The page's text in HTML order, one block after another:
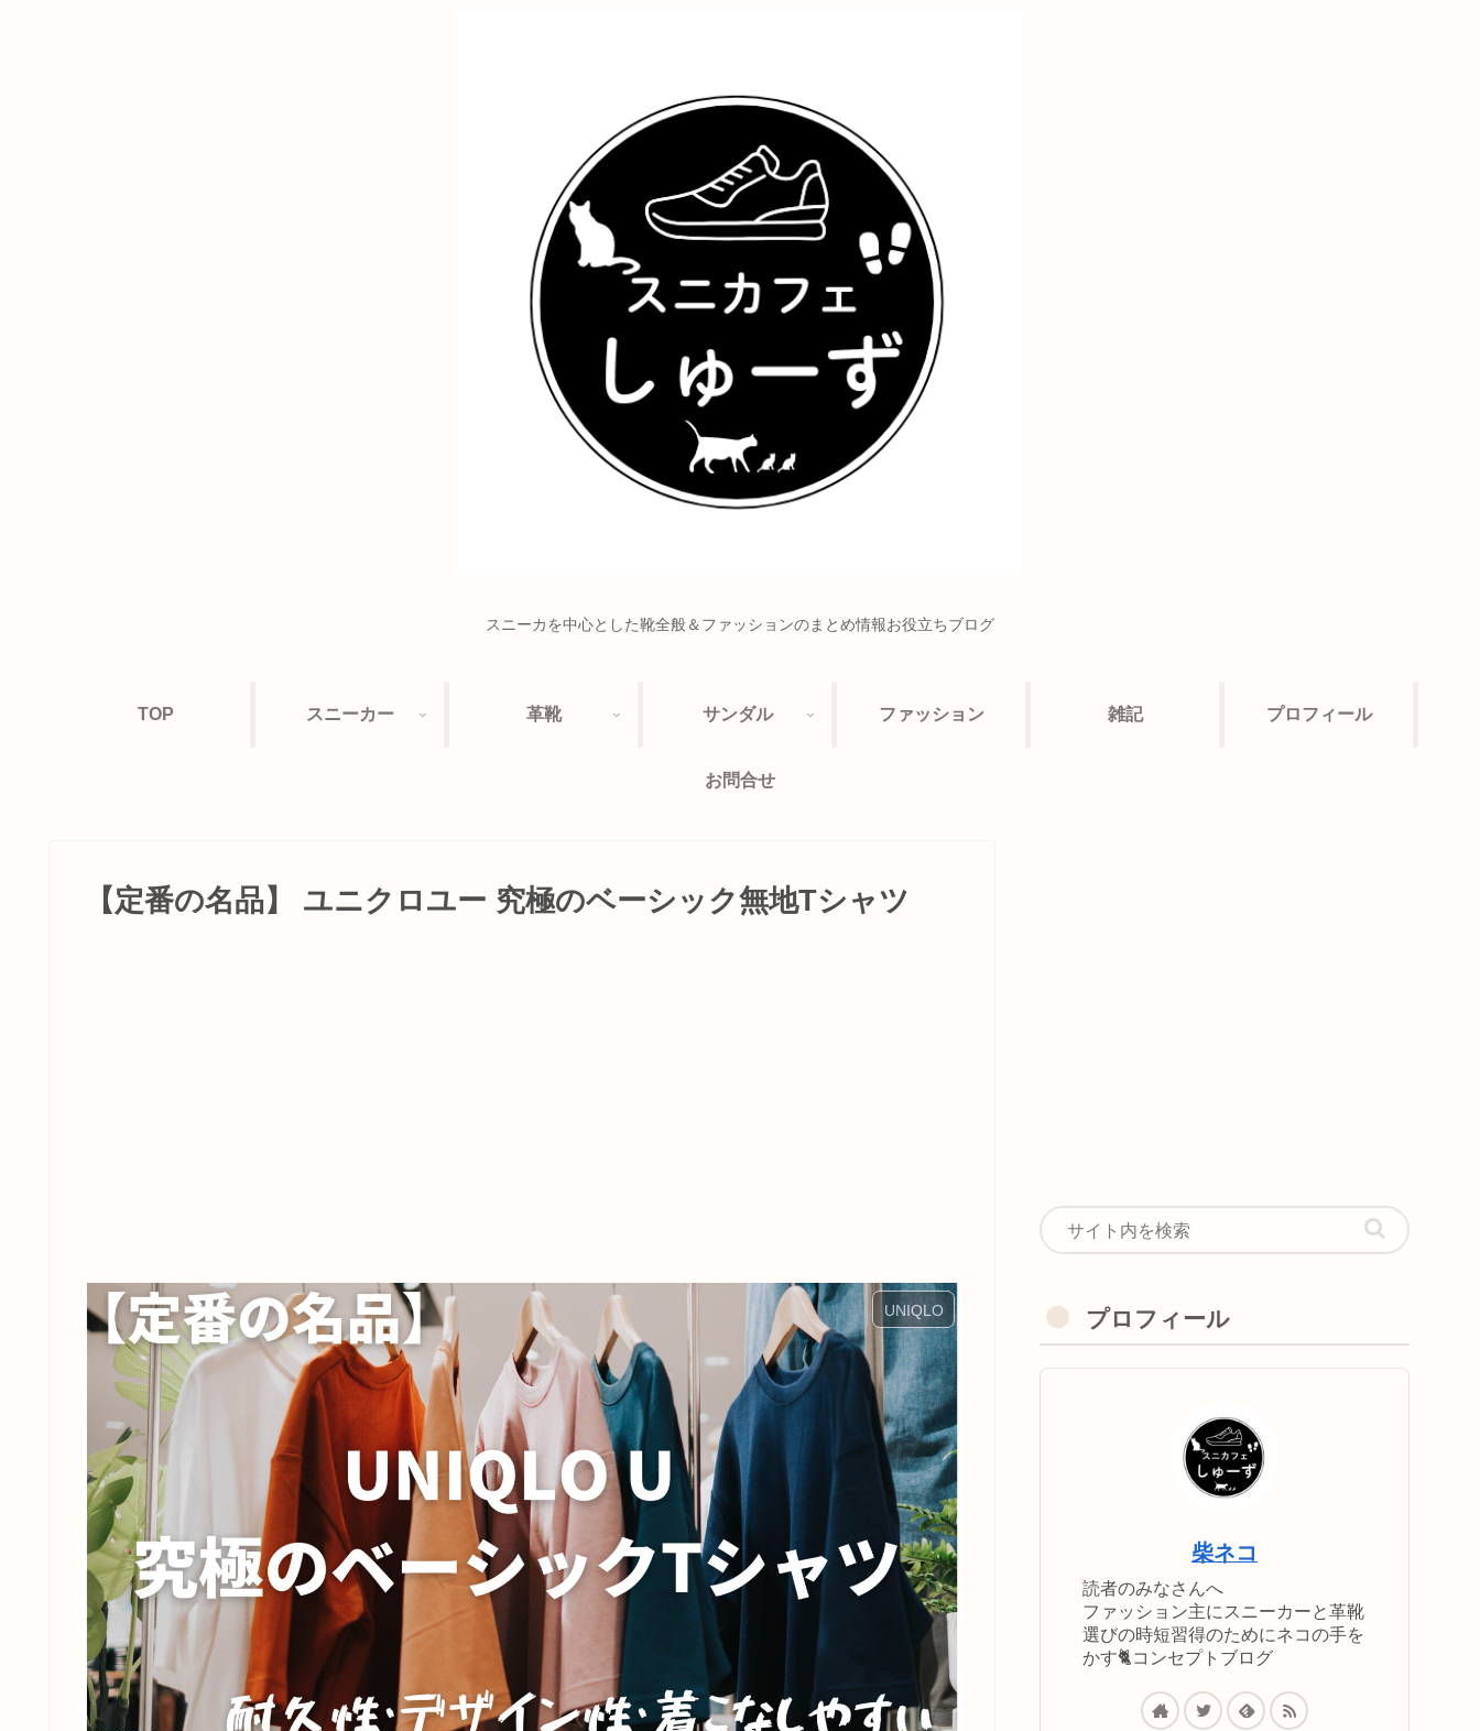
スニーカを中心とした靴全般＆ファッションのまとめ情報お役立ちブログ
TOP スニーカー 革靴 サンダル ファッション 雑記 プロフィール
お問合せ
【定番の名品】 ユニクロユー 究極のベーシック無地Tシャツ
UNIQLO プロフィール
柴ネコ
読者のみなさんへ
ファッション主にスニーカーと革靴
選びの時短習得のためにネコの手を
かす🐈コンセプトブログ